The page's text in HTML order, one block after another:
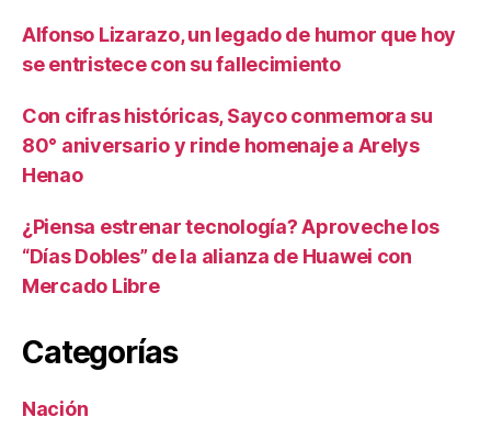
Alfonso Lizarazo, un legado de humor que hoy
se entristece con su fallecimiento
Con cifras históricas, Sayco conmemora su
80° aniversario y rinde homenaje a Arelys
Henao
¿Piensa estrenar tecnología? Aproveche los
“Días Dobles” de la alianza de Huawei con
Mercado Libre
Categorías
Nación